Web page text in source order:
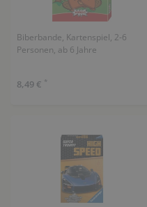
Biberbande, Kartenspiel, 2-6
Personen, ab 6 Jahre
8,49 € *